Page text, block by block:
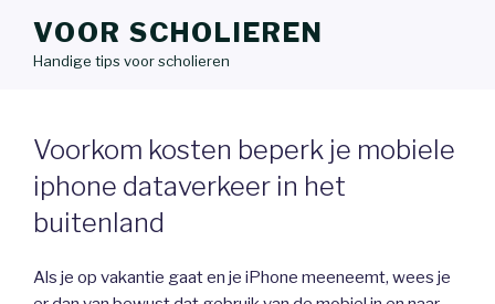
VOOR SCHOLIEREN
Handige tips voor scholieren
Voorkom kosten beperk je mobiele
iphone dataverkeer in het
buitenland
Als je op vakantie gaat en je iPhone meeneemt, wees je